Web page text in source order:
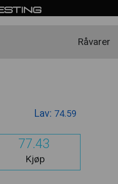
Råvarer
Lav: 74.59
77.43
Kjøp